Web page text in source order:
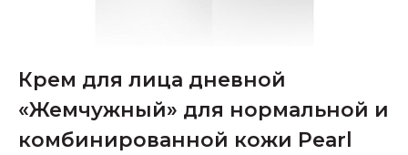
Крем для лица дневной
«Жемчужный» для нормальной и
комбинированной кожи Pearl